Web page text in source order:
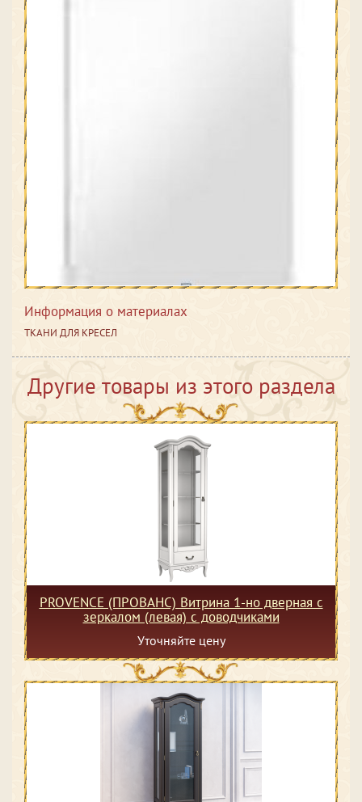
Информация о материалах
ТКАНИ ДЛЯ КРЕСЕЛ
Другие товары из этого раздела
PROVENCE (ПРОВАНС) Витрина 1-но дверная с
зеркалом (левая) с доводчиками
Уточняйте цену